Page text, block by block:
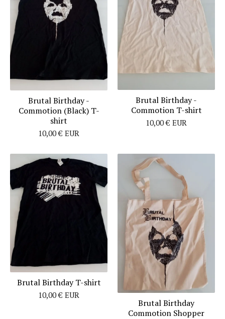
Brutal Birthday -
Commotion (Black) T-
shirt
10,00€ EUR
Brutal Birthday -
Commotion T-shirt
10,00€ EUR
Brutal Birthday T-shirt
10,00€ EUR
Brutal Birthday
Commotion Shopper